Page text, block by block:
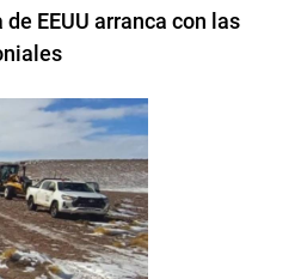
EEUU arranca con las